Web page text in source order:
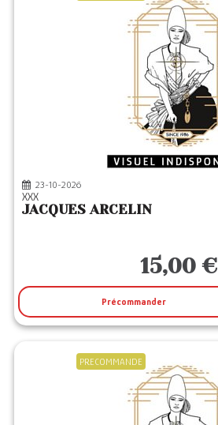
23-10-2026
XXX
JACQUES ARCELIN
15,00 €
Précommander
PRECOMMANDE